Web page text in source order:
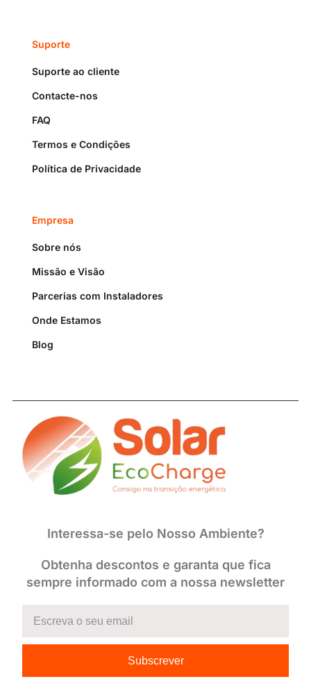
Suporte
Suporte ao cliente
Contacte-nos
FAQ
Termos e Condições
Política de Privacidade
Empresa
Sobre nós
Missão e Visão
Parcerias com Instaladores
Onde Estamos
Blog
Interessa-se pelo Nosso Ambiente?
Obtenha descontos e garanta que fica
sempre informado com a nossa newsletter
Subscrever